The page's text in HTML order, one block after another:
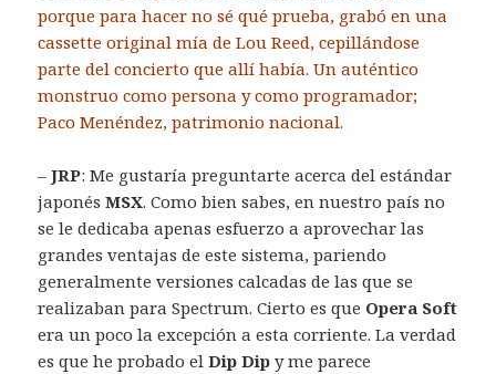
porque para hacer no sé qué prueba, grabó en una
cassette original mía de Lou Reed, cepillándose
parte del concierto que allí había. Un auténtico
monstruo como persona y como programador;
Paco Menéndez, patrimonio nacional.
–JRP: Me gustaría preguntarte acerca del estándar
japonésMSX. Como bien sabes, en nuestro país no
se le dedicaba apenas esfuerzo a aprovechar las
grandes ventajas de este sistema, pariendo
generalmente versiones calcadas de las que se
realizaban para Spectrum. Cierto es que Opera Soft
era un poco la excepción a esta corriente. La verdad
es que he probado elDip Dip y me parece